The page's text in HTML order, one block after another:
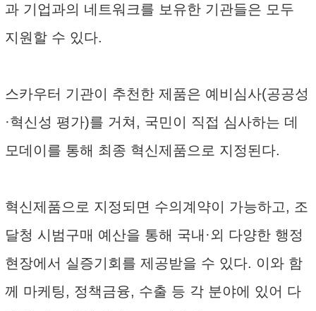
과 기업과의 네트워크를 보유한 기관들은 모두
지원할 수 있다.
스카우터 기관이 추천한 제품은 예비심사(공공성
·혁신성 평가)를 거쳐, 국민이 직접 심사하는 데
모데이를 통해 최종 혁신제품으로 지정된다.
혁신제품으로 지정되면 수의계약이 가능하고, 조
달청 시범구매 예산을 통해 국내·외 다양한 행정
현장에서 실증기회를 제공받을 수 있다. 이와 함
께 마케팅, 정책금융, 수출 등 각 분야에 있어 다